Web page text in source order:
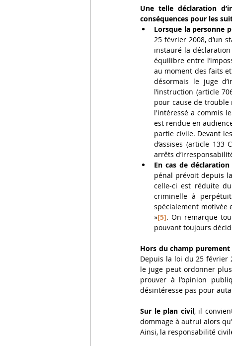
Une telle déclaration
conséquences pour les
Lorsque la personne
25 février 2008, d’un
instauré la
équilibre entre
au moment des faits
désormais le juge
l’instruction (article
pour cause de trouble
l'intéressé a commis
est rendue en
partie civile. Devant
d’assises (article
arrêts
En cas de
pénal prévoit depuis
celle-ci est réduite
criminelle à
spécialement
»[5]. On remarque
pouvant toujours
Hors du champ
Depuis la loi du 25 février
le juge peut ordonner
prouver à l’opinion
désintéresse pas pour
Sur le plan civil, il
dommage à autrui alors
Ainsi, la responsabilité